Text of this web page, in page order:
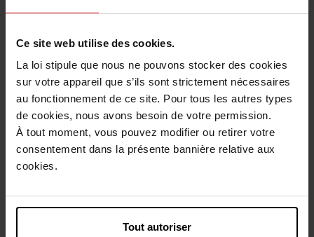
Ce site web utilise des cookies.
La loi stipule que nous ne pouvons stocker des cookies
sur votre appareil que s’ils sont strictement nécessaires
au fonctionnement de ce site. Pour tous les autres types
de cookies, nous avons besoin de votre permission.
À tout moment, vous pouvez modifier ou retirer votre
consentement dans la présente bannière relative aux
cookies.
Tout autoriser
Gratis retour in je winkelpunt
Beschrijving
Gebruiksadvies
Karakteristieken